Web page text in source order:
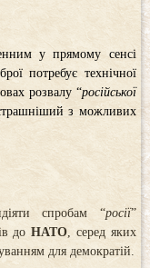
у прямому сенсі
потребує технічної
розвалу “російської
з можливих
спробам “росії”
доНАТО , серед яких
для демократій.